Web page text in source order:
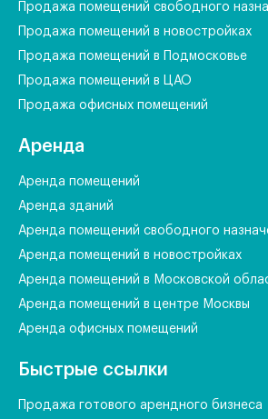
Продажа помещений свободного
Продажа помещений в новостройках
Продажа помещений в Подмосковье
Продажа помещений в ЦАО
Продажа офисных помещений
Аренда
Аренда помещений
Аренда зданий
Аренда помещений свободного
Аренда помещений в новостройках
Аренда помещений в Московской
Аренда помещений в центре Москвы
Аренда офисных помещений
Быстрые ссылки
Продажа готового арендного бизнеса